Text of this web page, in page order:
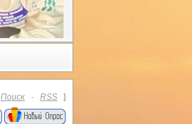
Поиск · RSS ]